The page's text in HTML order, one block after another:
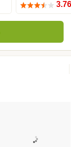
3.76